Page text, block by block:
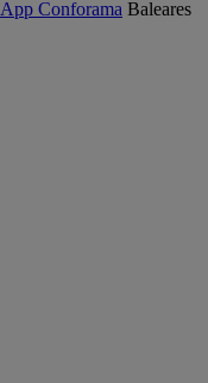
App Conforama Baleares